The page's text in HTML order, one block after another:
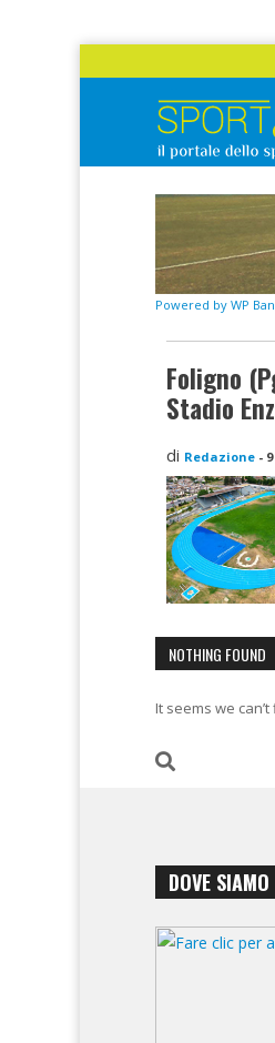
Powered by WP
Foligno
Stadio
di Redazione -
NOTHING FOUND
It seems we
DOVE SIAMO